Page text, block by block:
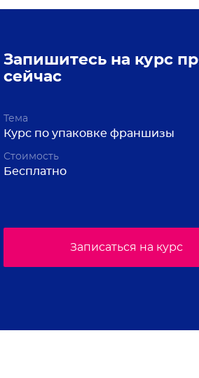
Запишитесь на курс
сейчас
Тема
Курс по упаковке франшизы
Стоимость
Бесплатно
Записаться на курс